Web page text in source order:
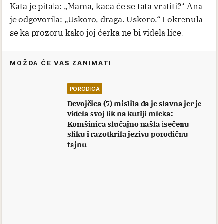
Kata je pitala: „Mama, kada će se tata vratiti?“ Ana
je odgovorila: „Uskoro, draga. Uskoro.“ I okrenula
se ka prozoru kako joj ćerka ne bi videla lice.
MOŽDA ĆE VAS ZANIMATI
PORODICA
Devojčica (7) mislila da je slavna jer je
videla svoj lik na kutiji mleka:
Komšinica slučajno našla isečenu
sliku i razotkrila jezivu porodičnu
tajnu